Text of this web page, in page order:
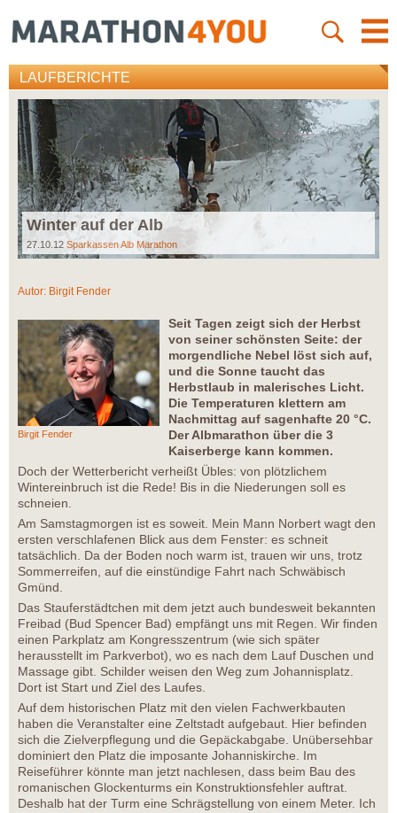
LAUFBERICHTE
Winter auf der Alb
27.10.12 Sparkassen Alb Marathon
Autor: Birgit Fender
Birgit Fender
Seit Tagen zeigt sich der Herbst
von seiner schönsten Seite: der
morgendliche Nebel löst sich auf,
und die Sonne taucht das
Herbstlaub in malerisches Licht.
Die Temperaturen klettern am
Nachmittag auf sagenhafte 20 °C.
Der Albmarathon über die 3
Kaiserberge kann kommen.
Doch der Wetterbericht verheißt Übles: von plötzlichem
Wintereinbruch ist die Rede! Bis in die Niederungen soll es
schneien.
Am Samstagmorgen ist es soweit. Mein Mann Norbert wagt den
ersten verschlafenen Blick aus dem Fenster: es schneit
tatsächlich. Da der Boden noch warm ist, trauen wir uns, trotz
Sommerreifen, auf die einstündige Fahrt nach Schwäbisch
Gmünd.
Das Stauferstädtchen mit dem jetzt auch bundesweit bekannten
Freibad (Bud Spencer Bad) empfängt uns mit Regen. Wir finden
einen Parkplatz am Kongresszentrum (wie sich später
herausstellt im Parkverbot), wo es nach dem Lauf Duschen und
Massage gibt. Schilder weisen den Weg zum Johannisplatz.
Dort ist Start und Ziel des Laufes.
Auf dem historischen Platz mit den vielen Fachwerkbauten
haben die Veranstalter eine Zeltstadt aufgebaut. Hier befinden
sich die Zielverpflegung und die Gepäckabgabe. Unübersehbar
dominiert den Platz die imposante Johanniskirche. Im
Reiseführer könnte man jetzt nachlesen, dass beim Bau des
romanischen Glockenturms ein Konstruktionsfehler auftrat.
Deshalb hat der Turm eine Schrägstellung von einem Meter. Ich